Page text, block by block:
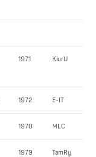
1971 KiurU
1972 E-IT
1970 MLC
1979 TamRy